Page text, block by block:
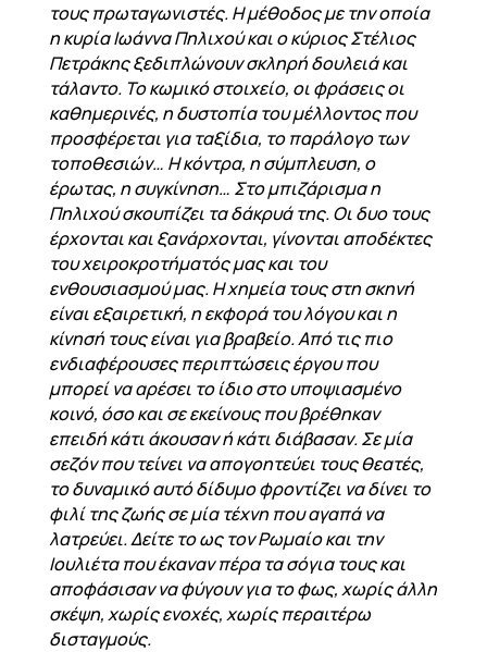
τους πρωταγωνιστές. Η μέθοδος με την οποία
η κυρία Ιωάννα Πηλιχού και ο κύριος Στέλιος
Πετράκης ξεδιπλώνουν σκληρή δουλειά και
τάλαντο. Το κωμικό στοιχείο, οι φράσεις οι
καθημερινές, η δυστοπία του μέλλοντος που
προσφέρεται για ταξίδια, το παράλογο των
τοποθεσιών… Η κόντρα, η σύμπλευση, ο
έρωτας, η συγκίνηση… Στο μπιζάρισμα η
Πηλιχού σκουπίζει τα δάκρυά της. Οι δυο τους
έρχονται και ξανάρχονται, γίνονται αποδέκτες
του χειροκροτήματός μας και του
ενθουσιασμού μας. Η χημεία τους στη σκηνή
είναι εξαιρετική, η εκφορά του λόγου και η
κίνησή τους είναι για βραβείο. Από τις πιο
ενδιαφέρουσες περιπτώσεις έργου που
μπορεί να αρέσει το ίδιο στο υποψιασμένο
κοινό, όσο και σε εκείνους που βρέθηκαν
επειδή κάτι άκουσαν ή κάτι διάβασαν. Σε μία
σεζόν που τείνει να απογοητεύει τους θεατές,
το δυναμικό αυτό δίδυμο φροντίζει να δίνει το
φιλί της ζωής σε μία τέχνη που αγαπά να
λατρεύει. Δείτε το ως τον Ρωμαίο και την
Ιουλιέτα που έκαναν πέρα τα σόγια τους και
αποφάσισαν να φύγουν για το φως, χωρίς άλλη
σκέψη, χωρίς ενοχές, χωρίς περαιτέρω
δισταγμούς.